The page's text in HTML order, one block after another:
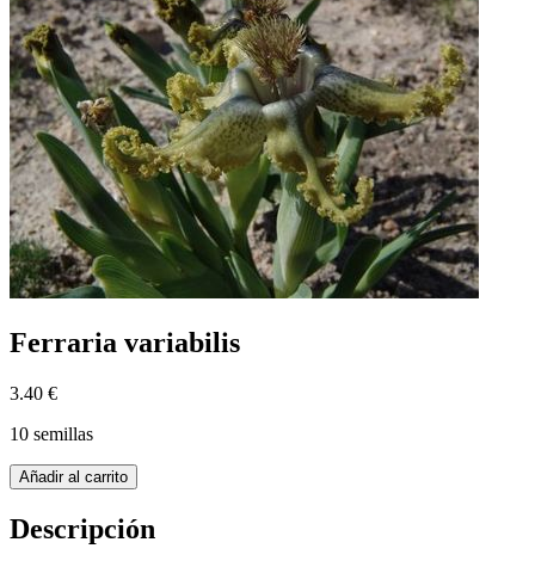
Ferraria variabilis
3.40 €
10 semillas
Añadir al carrito
Descripción